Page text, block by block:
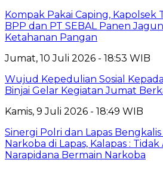
Kompak Pakai Caping, Kapolsek
BPP dan PT SEBAL Panen
Ketahanan Pangan
Jumat, 10 Juli 2026 - 18:53 WIB
Wujud Kepedulian Sosial
Binjai Gelar Kegiatan Jumat
Kamis, 9 Juli 2026 - 18:49 WIB
Sinergi Polri dan Lapas
Narkoba di Lapas, Kalapas :
Narapidana Bermain Narkoba